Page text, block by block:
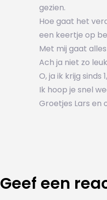
gezien.
Hoe gaat het
een keertje op
Met mij gaat
Ach ja niet zo
O, ja ik krijg
Ik hoop je snel
Groetjes Lars en
Geef een